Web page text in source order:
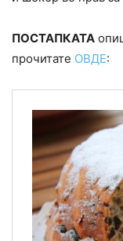
ПОСТАПКАТА
прочитате ОВДЕ: